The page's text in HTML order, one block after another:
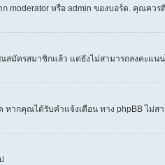
moderator หรือ admin ของบอร์ด. คุณคว
มัครสมาชิกแล้ว แต่ยังไม่สามารถลงคะแน
กคุณได้รับคำแจ้งเตือน ทาง phpBB ไม่ส